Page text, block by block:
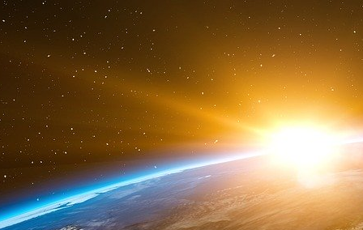
Source
Membre du CEPS (Centre d’études et de
réunissant « 4500 décideurs »,il faisait
président français lors de sa visite en
train de signer des contrats commerciaux
nucléaire, l’aéronautique ou les produits de
député de l’Isère inaugure le « club de
(China europe international business
santé et d’intelligence artificielle dans la
bassement matérielles du stock de masques